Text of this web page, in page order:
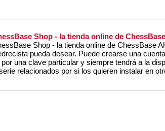
Shop - la tienda online de ChessBase
Shop - la tienda online de ChessBase
pueda desear. Puede crearse una
por una clave particular y siempre tendrá a la
relacionados por si los quieren instalar en